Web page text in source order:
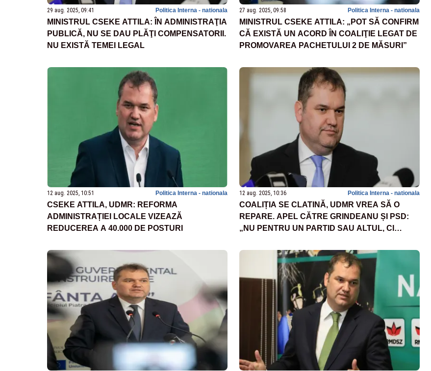
29 aug. 2025, 09:41 Politica Interna - nationala
MINISTRUL CSEKE ATTILA: ÎN ADMINISTRAŢIA
PUBLICĂ, NU SE DAU PLĂŢI COMPENSATORII.
NU EXISTĂ TEMEI LEGAL
27 aug. 2025, 09:58 Politica Interna - nationala
MINISTRUL CSEKE ATTILA: „POT SĂ CONFIRM
CĂ EXISTĂ UN ACORD ÎN COALIŢIE LEGAT DE
PROMOVAREA PACHETULUI 2 DE MĂSURI”
12 aug. 2025, 10:51 Politica Interna - nationala
CSEKE ATTILA, UDMR: REFORMA
ADMINISTRAȚIEI LOCALE VIZEAZĂ
REDUCEREA A 40.000 DE POSTURI
12 aug. 2025, 10:36 Politica Interna - nationala
COALIȚIA SE CLATINĂ, UDMR VREA SĂ O
REPARE. APEL CĂTRE GRINDEANU ȘI PSD:
„NU PENTRU UN PARTID SAU ALTUL, CI